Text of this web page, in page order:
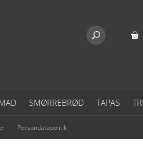
SMØRREBRØD TAPAS
Persondatapolitik